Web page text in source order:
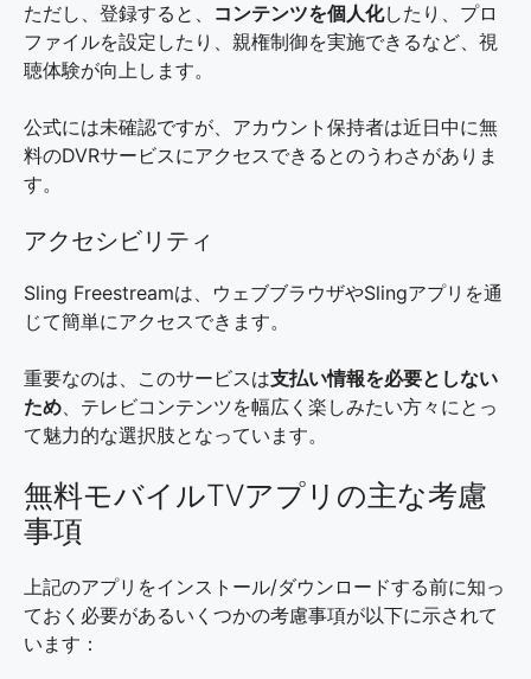
ただし、登録すると、 コンテンツを個人化したり、プロ
ファイルを設定したり、親権制御を実施できるなど、視
聴体験が向上します。
公式には未確認ですが、アカウント保持者は近日中に無
料のDVRサービスにアクセスできるとのうわさがありま
す。
アクセシビリティ
Sling Freestreamは、ウェブブラウザやSlingアプリを通
じて簡単にアクセスできます。
重要なのは、このサービスは支払い情報を必要としない
ため、テレビコンテンツを幅広く楽しみたい方々にとっ
て魅力的な選択肢となっています。
無料モバイルTVアプリの主な考慮
事項
上記のアプリをインストール/ダウンロードする前に知っ
ておく必要があるいくつかの考慮事項が以下に示されて
います：